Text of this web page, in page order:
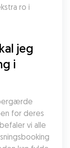
ro i
jeg
i
for deres
vi alle